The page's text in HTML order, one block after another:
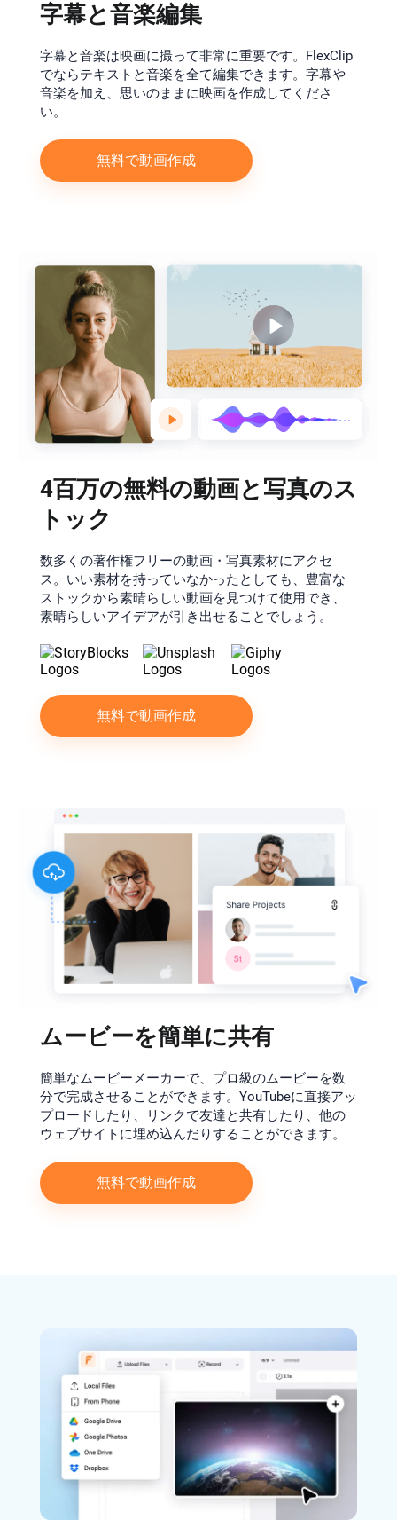
字幕と音楽編集
字幕と音楽は映画に撮って非常に重要です。FlexClip
でならテキストと音楽を全て編集できます。字幕や
音楽を加え、思いのままに映画を作成してくださ
い。
無料で動画作成
4百万の無料の動画と写真のス
トック
数多くの著作権フリーの動画・写真素材にアクセ
ス。いい素材を持っていなかったとしても、豊富な
ストックから素晴らしい動画を見つけて使用でき、
素晴らしいアイデアが引き出せることでしょう。
無料で動画作成
ムービーを簡単に共有
簡単なムービーメーカーで、プロ級のムービーを数
分で完成させることができます。YouTubeに直接アッ
プロードしたり、リンクで友達と共有したり、他の
ウェブサイトに埋め込んだりすることができます。
無料で動画作成